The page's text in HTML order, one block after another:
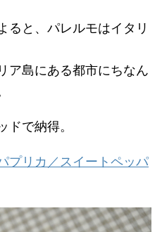
ると、パレルモはイタリ
ア島にある都市にちなん
ドで納得。
プリカ／スイートペッパ